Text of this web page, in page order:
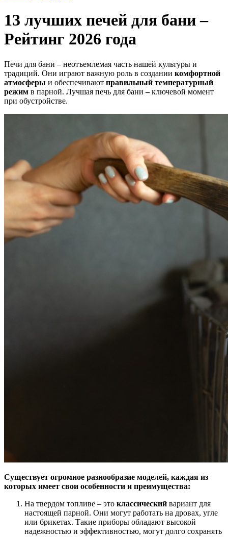
13 лучших печей для бани –
Рейтинг 2026 года
Печи для бани – неотъемлемая часть нашей культуры и
традиций. Они играют важную роль в создании комфортной
атмосферы и обеспечивают правильный температурный
режим в парной. Лучшая печь для бани–ключевой момент
при обустройстве.
Существует огромное разнообразие моделей, каждая из
которых имеет свои особенности и преимущества:
На твердом топливе – это классический вариант для
настоящей парной. Они могут работать на дровах, угле
или брикетах. Такие приборы обладают высокой
надежностью и эффективностью, могут долго сохранять